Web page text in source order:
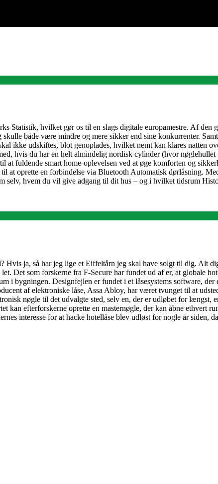
Statistik, hvilket gør os til en slags digitale europamestre. Af den
både være mindre og mere sikker end sine konkurrenter.
ikke udskiftes, blot genoplades, hvilket nemt kan klares natten
hvis du har en helt almindelig nordisk cylinder (hvor nøglehullet
at fuldende smart home-oplevelsen ved at øge komforten og
oprette en forbindelse via Bluetooth Automatisk dørlåsning.
selv, hvem du vil give adgang til dit hus – og i hvilket tidsrum
Hvis ja, så har jeg lige et Eiffeltårn jeg skal have solgt til dig. Alt
Det som forskerne fra F-Secure har fundet ud af er, at globale
i bygningen. Designfejlen er fundet i et låsesystems software,
af elektroniske låse, Assa Abloy, har været tvunget til at
nøgle til det udvalgte sted, selv en, der er udløbet for længst,
efterforskerne oprette en masternøgle, der kan åbne ethvert
interesse for at hacke hotellåse blev udløst for nogle år siden,